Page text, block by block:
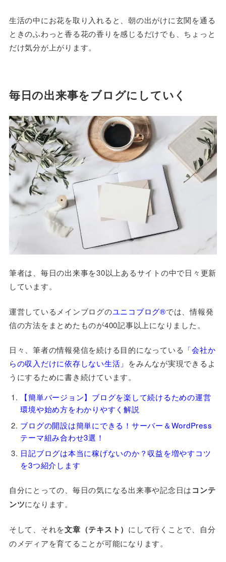
生活の中にお花を取り入れると、朝の出がけに玄関を通る
ときのふわっと香る花の香りを感じるだけでも、ちょっと
だけ気分が上がります。
毎日の出来事をブログにしていく
筆者は、毎日の出来事を30以上あるサイトの中で日々更新
しています。
運営しているメインブログのユニコブログ®では、情報発
信の方法をまとめたものが400記事以上になりました。
日々、筆者の情報発信を続ける目的になっている 「会社か
らの収入だけに依存しない生活」 をみんなが実現できるよ
うにするために書き続けています。
【簡単バージョン】ブログを楽して続けるための運営
環境や始め方をわかりやすく解説
ブログの開設は簡単にできる！サーバー＆WordPress
テーマ組み合わせ3選！
日記ブログは本当に稼げないのか？収益を増やすコツ
を3つ紹介します
自分にとっての、毎日の気になる出来事や記念日はコンテ
ンツになります。
そして、それを文章（テキスト） にして行くことで、自分
のメディアを育てることが可能になります。